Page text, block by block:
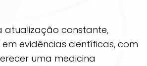
atualização constante,
evidências científicas, com
uma medicina